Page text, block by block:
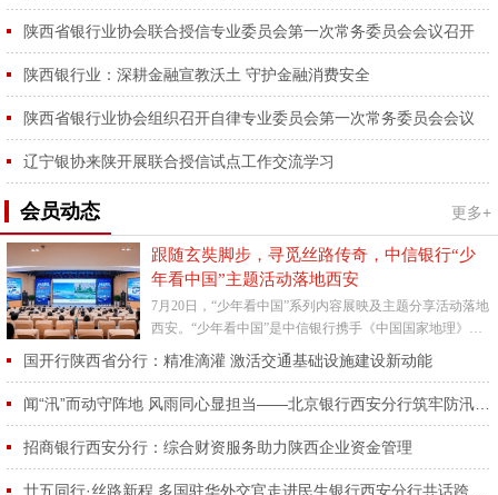
陕西省银行业协会联合授信专业委员会第一次常务委员会会议召开
陕西银行业：深耕金融宣教沃土 守护金融消费安全
陕西省银行业协会组织召开自律专业委员会第一次常务委员会会议
辽宁银协来陕开展联合授信试点工作交流学习
会员动态 更多+
跟随玄奘脚步，寻觅丝路传奇，中信银行“少
年看中国”主题活动落地西安
7月20日，“少年看中国”系列内容展映及主题分享活动落地
西安。“少年看中国”是中信银行携手《中国国家地理》杂
志社为亲子家庭特别打造的主题活动，旨在以精彩地理内
容...
国开行陕西省分行：精准滴灌 激活交通基础设施建设新动能
招商银行西安分行：综合财资服务助力陕西企业资金管理